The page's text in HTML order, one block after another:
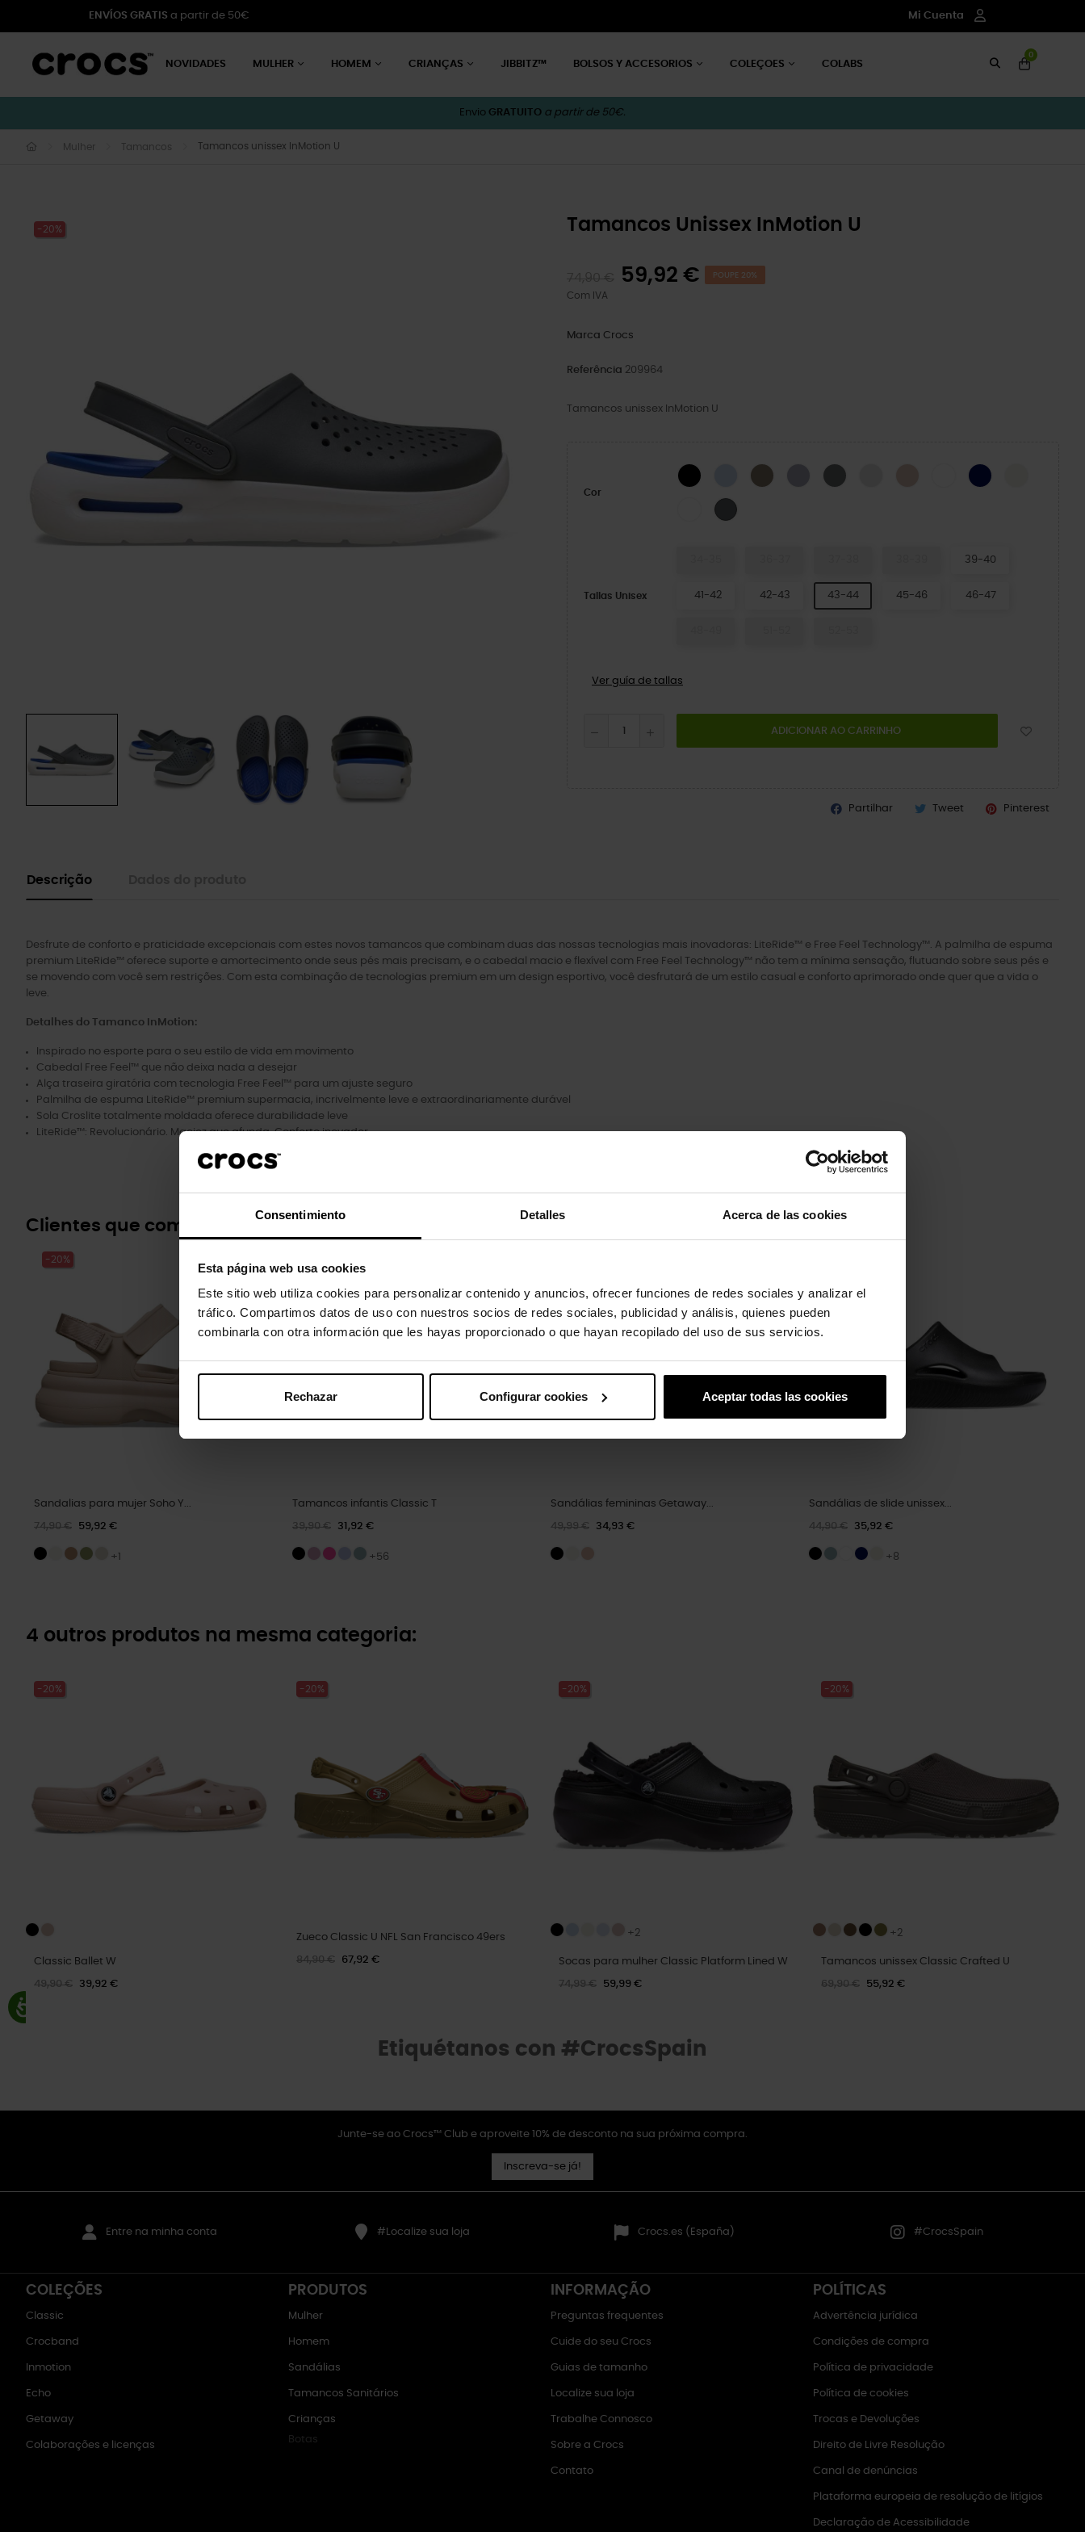
Consentimiento Detalles Acerca de las cookies
Esta página web usa cookies
Este sitio web utiliza cookies para personalizar contenido y anuncios, ofrecer funciones de redes sociales y analizar el
tráfico. Compartimos datos de uso con nuestros socios de redes sociales, publicidad y análisis, quienes pueden
combinarla con otra información que les hayas proporcionado o que hayan recopilado del uso de sus servicios.
Rechazar Configurar cookies Aceptar todas las cookies
ENVÍOS GRATIS a partir de 50€ Mi Cuenta
NOVIDADES MULHER HOMEM CRIANÇAS JIBBITZ™ BOLSOS Y ACCESORIOS COLEÇOES COLABS
0
Envio GRATUITO a partir de 50€.
Mulher Tamancos Tamancos unissex InMotion U
-20% Tamancos Unissex InMotion U
59,92 € POUPE 20%
Com IVA
Marca Crocs
Referência 209964
Tamancos unissex InMotion U
Cor
BLACK Blue CalciteTaupe-XPurple MoonCinza Ardósia WHITE NAVY
Branco/Branco
Carbon/Multi
Tallas Unisex
39-40
41-42 42-43 43-44 45-46 46-47
Ver guía de tallas
ADICIONAR AO CARRINHO
Partilhar Tweet Pinterest
Descrição
Desfrute de conforto e praticidade excepcionais com estes novos tamancos que combinam duas das nossas tecnologias mais inovadoras: LiteRide™ e Free Feel Technology™. A palmilha de espuma
premium LiteRide™ oferece suporte e amortecimento onde seus pés mais precisam, e o cabedal macio e flexível com Free Feel Technology™ não tem a mínima sensação, flutuando sobre seus pés e
se movendo com você sem restrições. Com esta combinação de tecnologias premium em um design esportivo, você desfrutará de um estilo casual e conforto aprimorado onde quer que a vida o
leve.
Detalhes do Tamanco InMotion:
Inspirado no esporte para o seu estilo de vida em movimento
Cabedal Free Feel™ que não deixa nada a desejar
Alça traseira giratória com tecnologia Free Feel™ para um ajuste seguro
Palmilha de espuma LiteRide™ premium supermacia, incrivelmente leve e extraordinariamente durável
Sola Croslite totalmente moldada oferece durabilidade leve
LiteRide™: Revolucionário. Maciez que afunda. Conforto inovador.
Clientes que compraram este produto também compraram:
-20%
Sandalias para mujer Soho Y...
74,90 € 59,92 €
+1
Tamancos infantis Classic T
39,90 € 31,92 €
+56
Sandálias femininas Getaway...
49,99 € 34,93 €
Sandálias de slide unissex...
44,90 € 35,92 €
+8
4 outros produtos na mesma categoria:
-20%
Classic Ballet W
49,90 € 39,92 €
-20%
Zueco Classic U NFL San Francisco 49ers
84,90 € 67,92 €
-20%
+2
Socas para mulher Classic Platform Lined W
74,99 € 59,99 €
-20%
+2
Tamancos unissex Classic Crafted U
69,90 € 55,92 €
Etiquétanos con #CrocsSpain
Junte-se ao Crocs™ Club e aproveite 10% de desconto na sua próxima compra.
Inscreva-se já!
Entre na minha conta #Localize sua loja Crocs.es (España) #CrocsSpain
COLEÇÕES
Classic
Crocband
Inmotion
Echo
Getaway
Colaborações e licenças
PRODUTOS
Mulher
Homem
Sandálias
Tamancos Sanitários
Crianças
Botas
INFORMAÇÃO
Preguntas frequentes
Cuide do seu Crocs
Guias de tamanho
Localize sua loja
Trabalhe Connosco
Sobre a Crocs
Contato
POLÍTICAS
Advertência jurídica
Condições de compra
Política de privacidade
Política de cookies
Trocas e Devoluções
Direito de Livre Resolução
Canal de denúncias
Plataforma europeia de resolução de litígios
Declaração de Acessibilidade